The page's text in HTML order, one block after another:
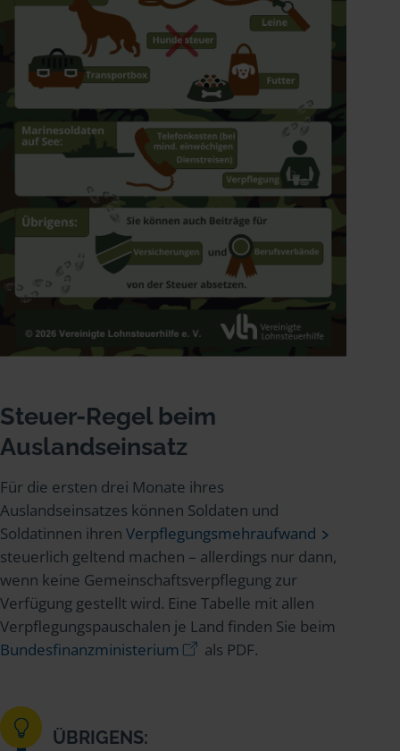
Steuer-Regel beim
Auslandseinsatz
Für die ersten drei Monate ihres
Auslandseinsatzes können Soldaten und
Soldatinnen ihren Verpflegungsmehraufwand
steuerlich geltend machen – allerdings nur dann,
wenn keine Gemeinschaftsverpflegung zur
Verfügung gestellt wird. Eine Tabelle mit allen
Verpflegungspauschalen je Land finden Sie beim
Bundesfinanzministerium
als PDF.
ÜBRIGENS: